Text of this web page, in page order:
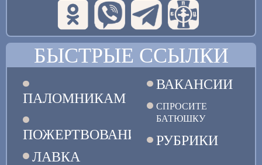
БЫСТРЫЕ ССЫЛКИ
ПАЛОМНИКАМ
ПОЖЕРТВОВАНИЯ
ЛАВКА
ВАКАНСИИ
СПРОСИТЕ
БАТЮШКУ
РУБРИКИ